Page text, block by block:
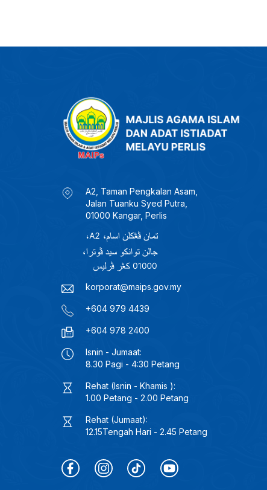
A2, Taman Pengkalan Asam,
Jalan Tuanku Syed Putra,
01000 Kangar, Perlis
korporat@maips.gov.my
+604 979 4439
+604 978 2400
Isnin - Jumaat:
8.30 Pagi - 4:30 Petang
Rehat (Isnin - Khamis ):
1.00 Petang - 2.00 Petang
Rehat (Jumaat):
12.15Tengah Hari - 2.45 Petang